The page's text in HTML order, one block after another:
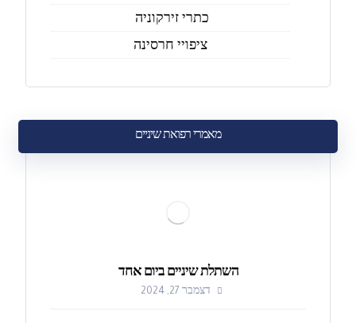
כתרי זירקוניה
ציפויי חרסינה
מאמרי רפואת שיניים
השתלת שיניים ביום אחד
דצמבר 27, 2024